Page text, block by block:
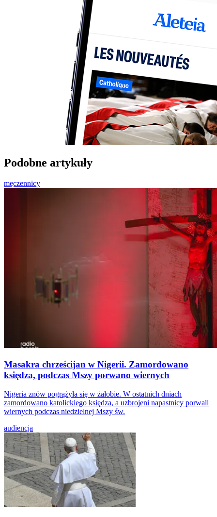
Podobne artykuły
męczennicy
Masakra chrześcijan w Nigerii. Zamordowano
księdza, podczas Mszy porwano wiernych
Nigeria znów pogrążyła się w żałobie. W ostatnich dniach
zamordowano katolickiego księdza, a uzbrojeni napastnicy porwali
wiernych podczas niedzielnej Mszy św.
audiencja